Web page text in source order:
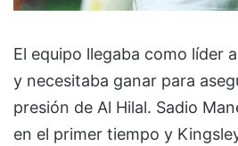
El equipo llegaba como líder
y necesitaba ganar para
presión de Al Hilal. Sadio
en el primer tiempo y